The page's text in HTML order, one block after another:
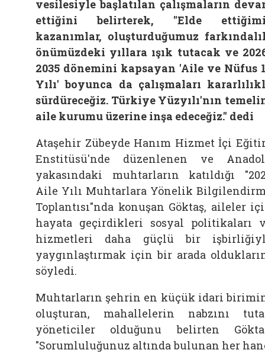
vesilesiyle başlatılan çalışmaların
ettiğini belirterek, "Elde
kazanımlar, oluşturduğumuz
önümüzdeki yıllara ışık tutacak ve
2035 dönemini kapsayan 'Aile ve Nüfus
Yılı' boyunca da çalışmaları
sürdüreceğiz. Türkiye Yüzyılı'nın
aile kurumu üzerine inşa edeceğiz." dedi
Ataşehir Zübeyde Hanım Hizmet İçi
Enstitüsü'nde düzenlenen ve
yakasındaki muhtarların katıldığı
Aile Yılı Muhtarlara Yönelik
Toplantısı"nda konuşan Göktaş, aileler
hayata geçirdikleri sosyal politikaları
hizmetleri daha güçlü bir
yaygınlaştırmak için bir arada
söyledi.
Muhtarların şehrin en küçük idari
oluşturan, mahallelerin nabzını
yöneticiler olduğunu belirten
"Sorumluluğunuz altında bulunan her